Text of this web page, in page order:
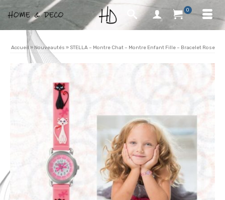
0
Accueil»Nouveautés » STELLA – Montre Chat – Montre Enfant Fille – Bracelet Rose